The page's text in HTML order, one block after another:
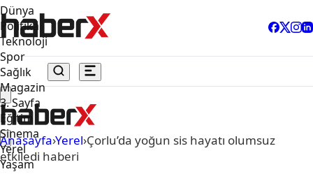
Dünya
Politika
Teknoloji
Spor
Sağlık
Magazin
3. Sayfa
Eğitim
Sinema
Yerel
Yaşam
Anasayfa›Yerel›Çorlu’da yoğun sis hayatı olumsuz
etkiledi haberi